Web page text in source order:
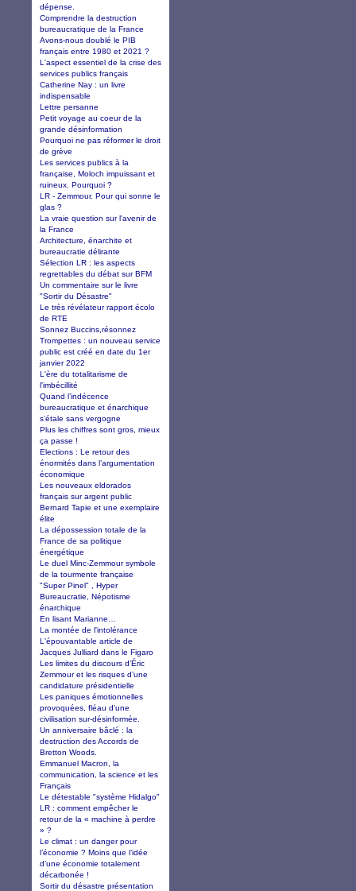
dépense.
Comprendre la destruction
bureaucratique de la France
Avons-nous doublé le PIB
français entre 1980 et 2021 ?
L'aspect essentiel de la crise des
services publics français
Catherine Nay : un livre
indispensable
Lettre persanne
Petit voyage au coeur de la
grande désinformation
Pourquoi ne pas réformer le droit
de grève
Les services publics à la
française, Moloch impuissant et
ruineux. Pourquoi ?
LR - Zemmour. Pour qui sonne le
glas ?
La vraie question sur l'avenir de
la France
Architecture, énarchite et
bureaucratie délirante
Sélection LR : les aspects
regrettables du débat sur BFM
Un commentaire sur le livre
"Sortir du Désastre"
Le très révélateur rapport écolo
de RTE
Sonnez Buccins,résonnez
Trompettes : un nouveau service
public est créé en date du 1er
janvier 2022
L'ère du totalitarisme de
l'imbécillité
Quand l’indécence
bureaucratique et énarchique
s’étale sans vergogne
Plus les chiffres sont gros, mieux
ça passe !
Elections : Le retour des
énormités dans l’argumentation
économique
Les nouveaux eldorados
français sur argent public
Bernard Tapie et une exemplaire
élite
La dépossession totale de la
France de sa politique
énergétique
Le duel Minc-Zemmour symbole
de la tourmente française
"Super Pinel" , Hyper
Bureaucratie, Népotisme
énarchique
En lisant Marianne…
La montée de l'intolérance
L'épouvantable article de
Jacques Julliard dans le Figaro
Les limites du discours d’Éric
Zemmour et les risques d’une
candidature présidentielle
Les paniques émotionnelles
provoquées, fléau d’une
civilisation sur-désinformée.
Un anniversaire bâclé : la
destruction des Accords de
Bretton Woods.
Emmanuel Macron, la
communication, la science et les
Français
Le détestable "système Hidalgo"
LR : comment empêcher le
retour de la « machine à perdre
» ?
Le climat : un danger pour
l’économie ? Moins que l’idée
d’une économie totalement
décarbonée !
Sortir du désastre présentation